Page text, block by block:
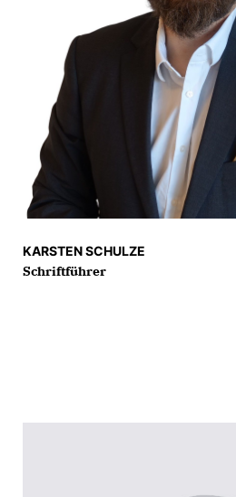
KARSTEN SCHULZE
Schriftführer